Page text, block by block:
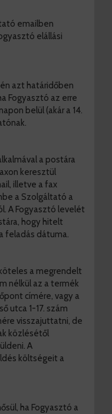
emailben
elállási
azt határidőben
Fogyasztó az erre
belül (akár a 14.
a postára
keresztül
illetve a fax
a Szolgáltató a
A Fogyasztó levelét
hogy hitelt
feladás dátuma.
a megrendelt
nélkül az a termék
címére, vagy a
utca 1-17. szám
visszajuttatni, de
közlésétől
A
költségeit a
ha Fogyasztó a